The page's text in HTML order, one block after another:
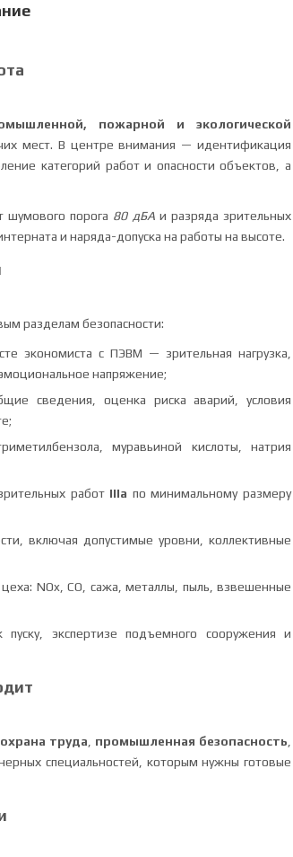
пожарной и экологической
мест. В центре внимания — идентификация
категорий работ и опасности объектов, а
порога 80 дБАи разряда зрительных
и наряда-допуска на работы на высоте.
разделам безопасности:
экономиста с ПЭВМ — зрительная нагрузка,
напряжение;
сведения, оценка риска аварий, условия
муравьиной кислоты, натрия
работ IIIа по минимальному размеру
включая допустимые уровни, коллективные
NOx, CO, сажа, металлы, пыль, взвешенные
экспертизе подъемного сооружения и
охрана труда промышленная безопасность
специальностей, которым нужны готовые